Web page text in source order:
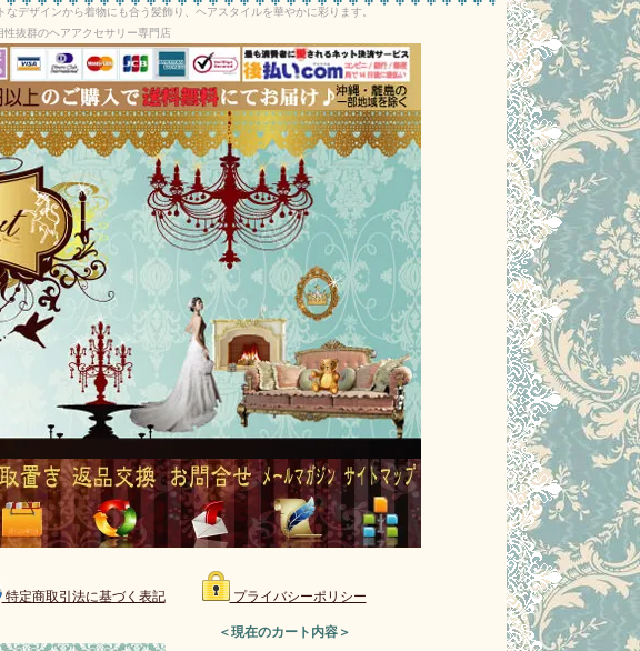
デザインから着物にも合う髪飾り、ヘアスタイルを華やかに彩ります。
抜群のヘアアクセサリー専門店
特定商取引法に基づく表記 プライバシーポリシー
＜現在のカート内容＞